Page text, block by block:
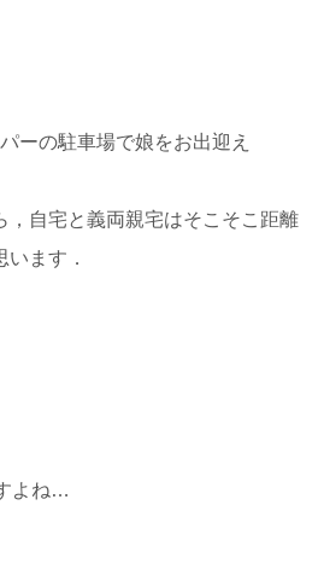
ーの駐車場で娘をお出迎え
，自宅と義両親宅はそこそこ距離
ます．
よね…